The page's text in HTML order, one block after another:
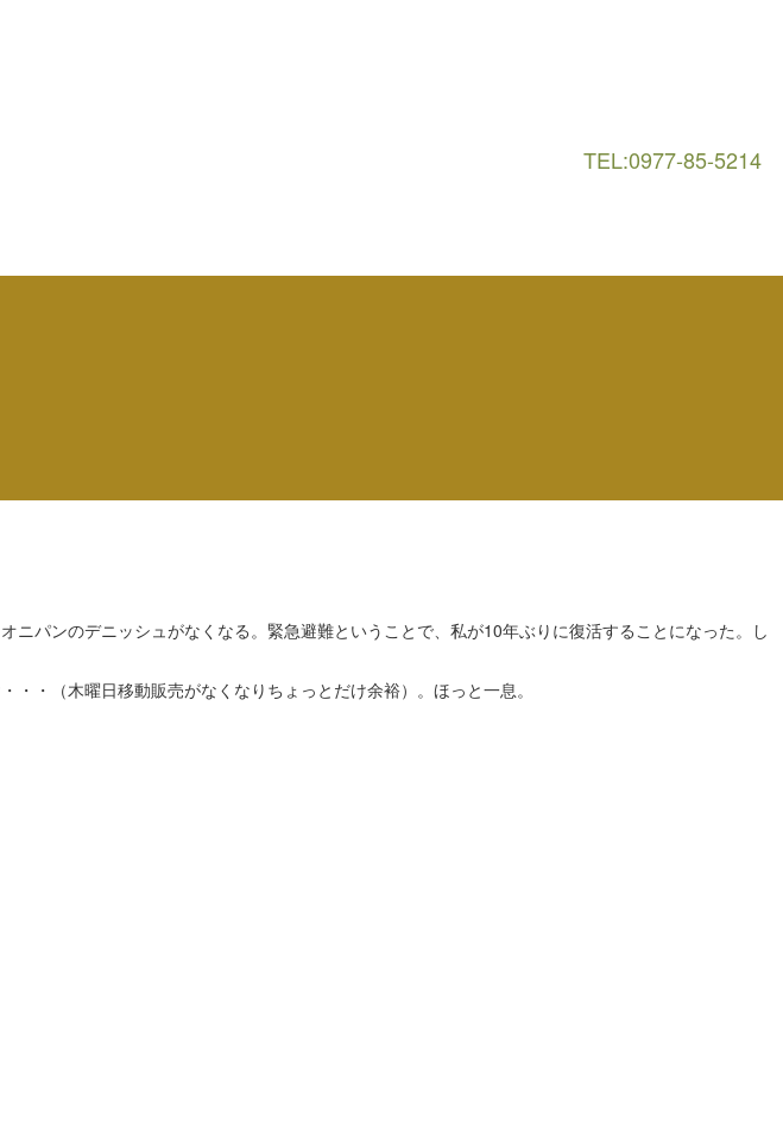
TEL:0977-85-5214
パンのデニッシュがなくなる。緊急避難ということで、私が10年ぶりに復活することになった。し
・（木曜日移動販売がなくなりちょっとだけ余裕）。ほっと一息。